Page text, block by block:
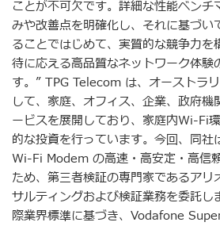
ことが不可欠です。詳細な性能ベンチ
みや改善点を明確化し、それに基づい
ることではじめて、実質的な競争力を
待に応える高品質なネットワーク体験
す。” TPG Telecom は、オーストラ
して、家庭、オフィス、企業、政府
ービスを展開しており、家庭内Wi-Fi
的な投資を行っています。今回、同
Wi-Fi Modem の高速・高安定・高信
ため、第三者検証の専門家であるアリ
サルティングおよび検証業務を委託し
際業界標準に基づき、Vodafone